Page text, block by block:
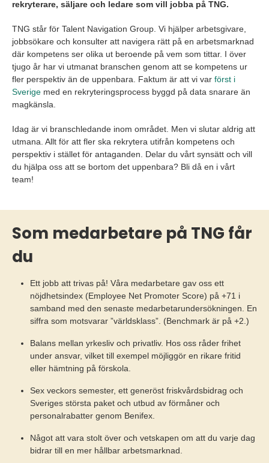
rekryterare, säljare och ledare som vill jobba på TNG.
TNG står för Talent Navigation Group. Vi hjälper arbetsgivare,
jobbsökare och konsulter att navigera rätt på en arbetsmarknad
där kompetens ser olika ut beroende på vem som tittar. I över
tjugo år har vi utmanat branschen genom att se kompetens ur
fler perspektiv än de uppenbara. Faktum är att vi var först i
Sverige med en rekryteringsprocess byggd på data snarare än
magkänsla.
Idag är vi branschledande inom området. Men vi slutar aldrig att
utmana. Allt för att fler ska rekrytera utifrån kompetens och
perspektiv i stället för antaganden. Delar du vårt synsätt och vill
du hjälpa oss att se bortom det uppenbara? Bli då en i vårt
team!
Som medarbetare på TNG får
du
Ett jobb att trivas på! Våra medarbetare gav oss ett
nöjdhetsindex (Employee Net Promoter Score) på +71 i
samband med den senaste medarbetarundersökningen. En
siffra som motsvarar ”världsklass”. (Benchmark är på +2.)
Balans mellan yrkesliv och privatliv. Hos oss råder frihet
under ansvar, vilket till exempel möjliggör en rikare fritid
eller hämtning på förskola.
Sex veckors semester, ett generöst friskvårdsbidrag och
Sveriges största paket och utbud av förmåner och
personalrabatter genom Benifex.
Något att vara stolt över och vetskapen om att du varje dag
bidrar till en mer hållbar arbetsmarknad.